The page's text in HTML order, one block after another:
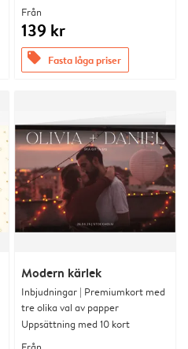
Från
139 kr
offers Fasta låga priser
Modern kärlek
Inbjudningar | Premiumkort med
tre olika val av papper
Uppsättning med 10 kort